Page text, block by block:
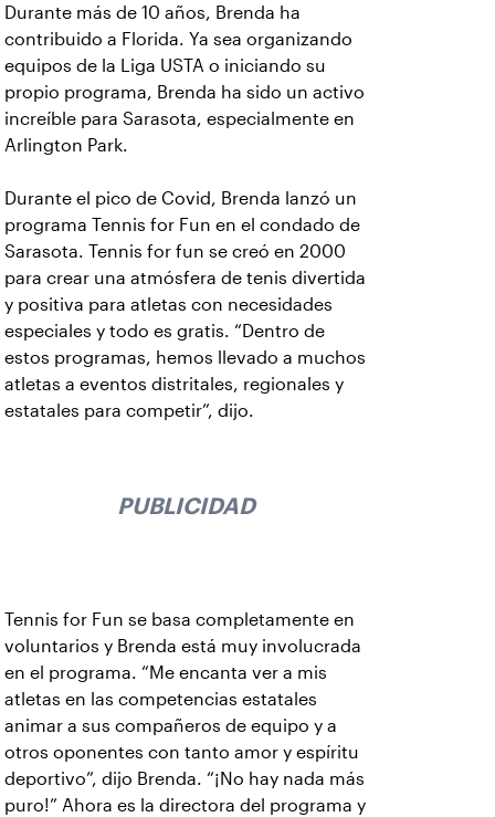
Durante más de 10 años, Brenda ha
contribuido a Florida. Ya sea organizando
equipos de la Liga USTA o iniciando su
propio programa, Brenda ha sido un activo
increíble para Sarasota, especialmente en
Arlington Park.
Durante el pico de Covid, Brenda lanzó un
programa Tennis for Fun en el condado de
Sarasota. Tennis for fun se creó en 2000
para crear una atmósfera de tenis divertida
y positiva para atletas con necesidades
especiales y todo es gratis. “Dentro de
estos programas, hemos llevado a muchos
atletas a eventos distritales, regionales y
estatales para competir”, dijo.
PUBLICIDAD
Tennis for Fun se basa completamente en
voluntarios y Brenda está muy involucrada
en el programa. “Me encanta ver a mis
atletas en las competencias estatales
animar a sus compañeros de equipo y a
otros oponentes con tanto amor y espíritu
deportivo”, dijo Brenda. “¡No hay nada más
puro!” Ahora es la directora del programa y